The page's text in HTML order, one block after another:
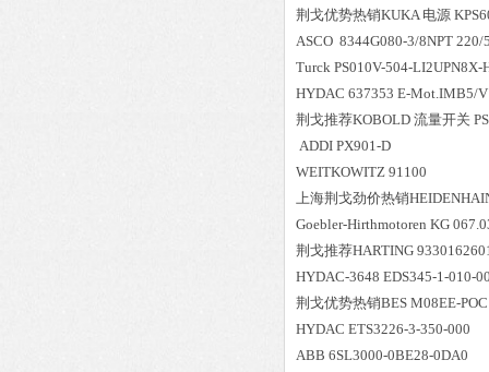
荆戈优势热销KUKA 电源
ASCO 8344G080-3/8NPT 220/
Turck PS010V-504-LI2UPN8X-
HYDAC 637353 E-Mot.IMB5/
荆戈推荐KOBOLD 流量开关
ADDI PX901-D
WEITKOWITZ 91100
上海荆戈劲价热销
Goebler-Hirthmotoren KG
荆戈推荐HARTING
HYDAC-3648 EDS345-1-010-
荆戈优势热销BES M08EE-
HYDAC ETS3226-3-350-000
ABB 6SL3000-0BE28-0DA0